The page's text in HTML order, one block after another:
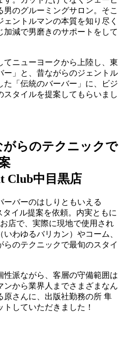
のグルーミングサロン。そこ
ントルマンの本質を知り尽く
加減で男磨きのサポートをして
ニューヨークから上陸し、東
ー」と、昔ながらのジェントル
た「伝統のバーバー」に、ビジ
タイルを提案してもらいまし
らのテクニックで
Club中目黒店
ーバーのはしりともいえる
タイル提案を依頼。内実ともに
店で、実際に現地で使用され
わゆるバリカン）やコーム、
のテクニックで最旬のスタイ
性派ながら、客層の守備範囲は
から業界人までさまざまなん
原さんに、出版社勤務の所 隼
していただきました！